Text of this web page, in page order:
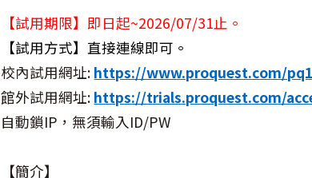
【試用期限】即日起~2026/07/31止。
【試用方式】直接連線即可。
校內試用網址: https://www.proquest.com/
館外試用網址: https://trials.proquest.com/
自動鎖IP，無須輸入ID/PW
【簡介】